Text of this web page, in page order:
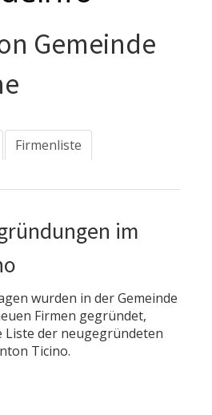
Gemeinde
Firmenliste
im
wurden in der Gemeinde
Firmen gegründet,
Liste der neugegründeten
Ticino.